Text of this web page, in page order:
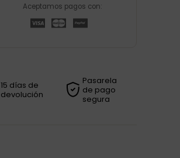
Aceptamos pagos con:
15 días de
devolución
Pasarela
de pago
segura